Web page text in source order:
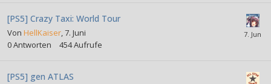
[PS5] Crazy Taxi: World Tour
Von HellKaiser 7. Juni
0Antworten 454Aufrufe
[PS5] gen ATLAS